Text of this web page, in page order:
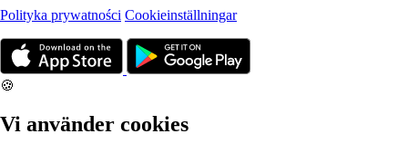
Polityka prywatności Cookieinställningar
🍪
Vi använder cookies